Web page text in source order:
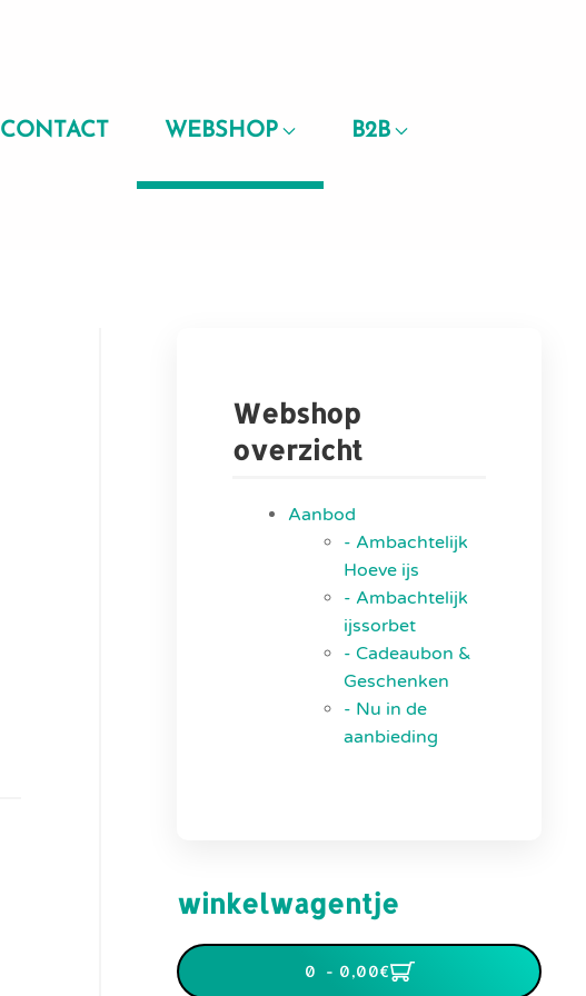
CONTACT WEBSHOP B2B
Webshop
overzicht
Aanbod
- Ambachtelijk
Hoeve ijs
- Ambachtelijk
ijssorbet
- Cadeaubon &
Geschenken
- Nu in de
aanbieding
winkelwagentje
0 - 0,00‎€